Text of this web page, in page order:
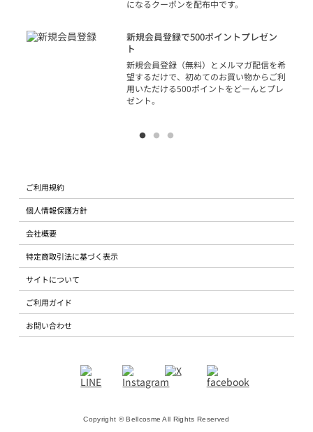
になるクーポンを配布中です。
新規会員登録で500ポイントプレゼン
ト
新規会員登録（無料）とメルマガ配信を希
望するだけで、初めてのお買い物からご利
用いただける500ポイントをどーんとプレ
ゼント。
ご利用規約
個人情報保護方針
会社概要
特定商取引法に基づく表示
サイトについて
ご利用ガイド
お問い合わせ
Copyright © Bellcosme All Rights Reserved